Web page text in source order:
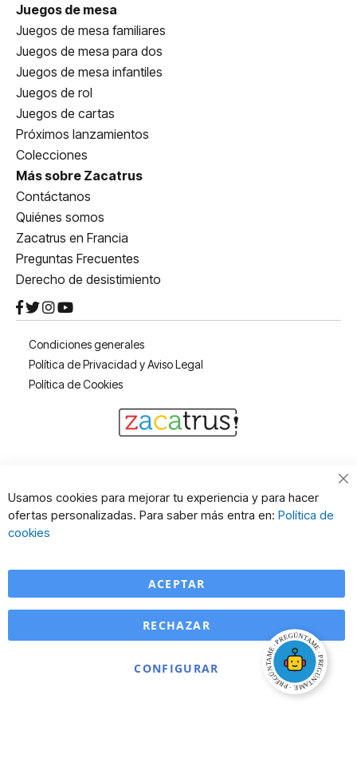
Juegos de mesa
Juegos de mesa familiares
Juegos de mesa para dos
Juegos de mesa infantiles
Juegos de rol
Juegos de cartas
Próximos lanzamientos
Colecciones
Más sobre Zacatrus
Contáctanos
Quiénes somos
Zacatrus en Francia
Preguntas Frecuentes
Derecho de desistimiento
Condiciones generales
Política de Privacidad y Aviso Legal
Política de Cookies
Usamos cookies para mejorar tu experiencia y para hacer
ofertas personalizadas. Para saber más entra en: Política de
cookies
ACEPTAR
CONFIGURAR
RECHAZAR